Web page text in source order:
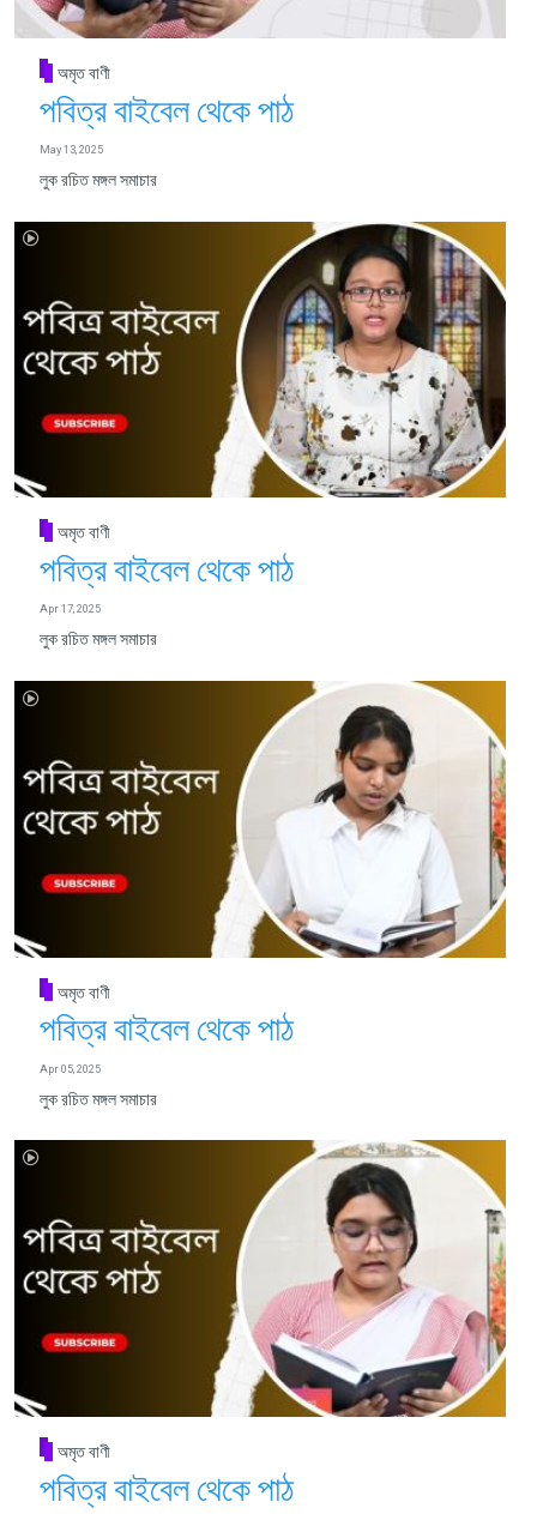
অমৃত বাণী
পবিত্র বাইবেল থেকে পাঠ
May 13, 2025
লুক রচিত মঙ্গল সমাচার
অমৃত বাণী
পবিত্র বাইবেল থেকে পাঠ
Apr 17, 2025
লুক রচিত মঙ্গল সমাচার
অমৃত বাণী
পবিত্র বাইবেল থেকে পাঠ
Apr 05, 2025
লুক রচিত মঙ্গল সমাচার
অমৃত বাণী
পবিত্র বাইবেল থেকে পাঠ